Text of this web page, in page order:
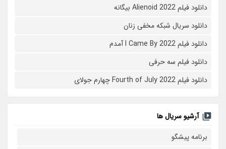
دانلود فیلم Alienoid 2022 بیگانه
دانلود سریال شبکه مخفی زنان
دانلود فیلم I Came By 2022 آمدم
دانلود فیلم سه حرفی
دانلود فیلم Fourth of July 2022 چهارم جولای
آرشیو سریال ها
برنامه پیشگو